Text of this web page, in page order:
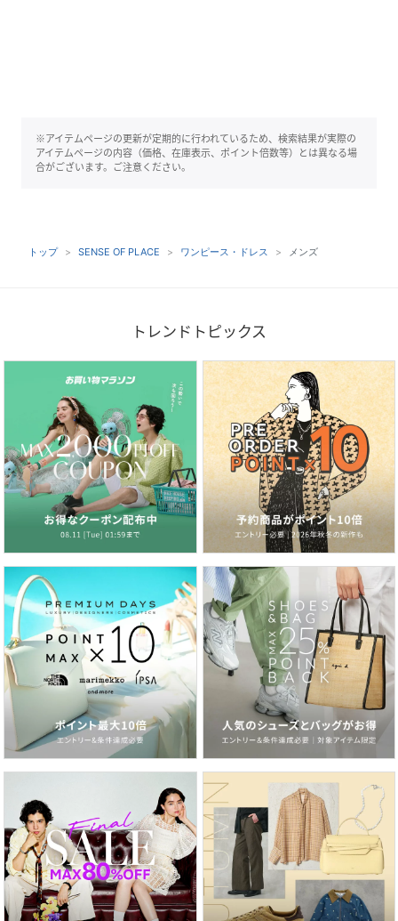
※アイテムページの更新が定期的に行われているため、検索結果が実際の
アイテムページの内容（価格、在庫表示、ポイント倍数等）とは異なる場
合がございます。ご注意ください。
トップ SENSE OF PLACE ワンピース・ドレス メンズ
トレンドトピックス